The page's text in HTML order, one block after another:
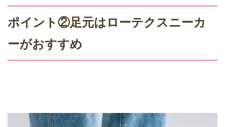
ポイント②足元はローテクスニーカ
ーがおすすめ